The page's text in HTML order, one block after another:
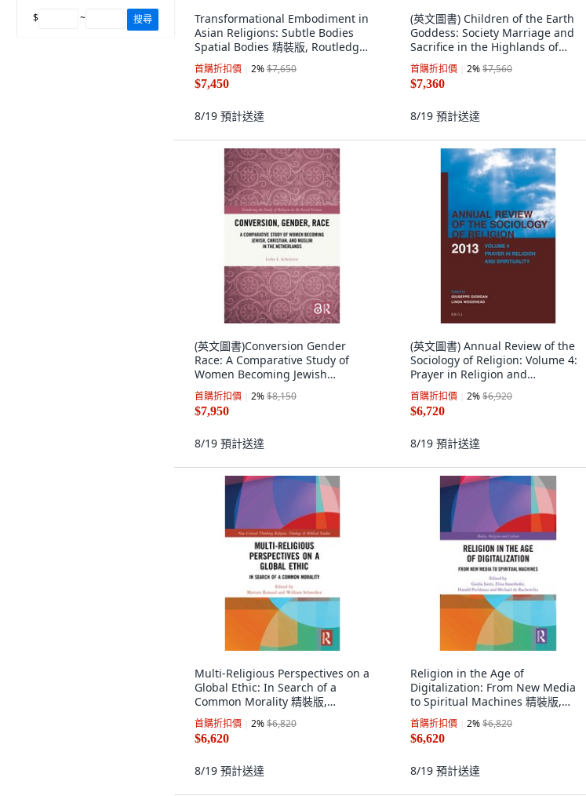
$ ~ 搜尋
Transformational Embodiment in
Asian Religions: Subtle Bodies
Spatial Bodies 精裝版, Routledge,
英文
首購折扣價 2%$7,650
$7,450
8/19 預計送達
(英文圖書) Children of the Earth
Goddess: Society Marriage and
Sacrifice in the Highlands of
Odisha 精裝版, de Gruyter, 英文
首購折扣價 2%$7,560
$7,360
8/19 預計送達
(英文圖書)Conversion Gender
Race: A Comparative Study of
Women Becoming Jewish
Christia... 精裝版, Routledge, 英文
首購折扣價 2%$8,150
$7,950
8/19 預計送達
(英文圖書) Annual Review of the
Sociology of Religion: Volume 4:
Prayer in Religion and
Spirituality (2013) 精裝版, Brill, 英
文
首購折扣價 2%$6,920
$6,720
8/19 預計送達
Multi-Religious Perspectives on a
Global Ethic: In Search of a
Common Morality 精裝版,
Routledge, 英文
首購折扣價 2%$6,820
$6,620
8/19 預計送達
Religion in the Age of
Digitalization: From New Media
to Spiritual Machines 精裝版,
Routledge, 英文
首購折扣價 2%$6,820
$6,620
8/19 預計送達